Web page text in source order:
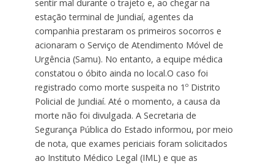
sentir mal durante o trajeto e, ao chegar na
estação terminal de Jundiaí, agentes da
companhia prestaram os primeiros socorros e
acionaram o Serviço de Atendimento Móvel de
Urgência (Samu). No entanto, a equipe médica
constatou o óbito ainda no local.O caso foi
registrado como morte suspeita no 1º Distrito
Policial de Jundiaí. Até o momento, a causa da
morte não foi divulgada. A Secretaria de
Segurança Pública do Estado informou, por meio
de nota, que exames periciais foram solicitados
ao Instituto Médico Legal (IML) e que as